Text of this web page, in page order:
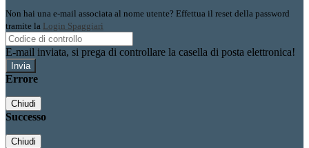
Non hai una e-mail associata al nome utente? Effettua il reset della password
tramite la Login Spaggiari
E-mail inviata, si prega di controllare la casella di posta elettronica!
Errore
Chiudi
Successo
Chiudi